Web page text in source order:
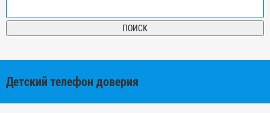
Детский телефон доверия